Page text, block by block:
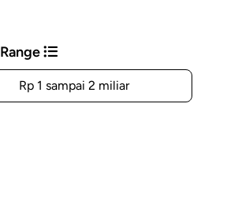
Rp 1 sampai 2 miliar